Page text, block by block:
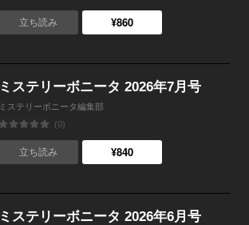
立ち読み ¥860
ミステリーボニータ 2026年7月号
ミステリーボニータ編集部
(0)
立ち読み ¥840
ミステリーボニータ 2026年6月号